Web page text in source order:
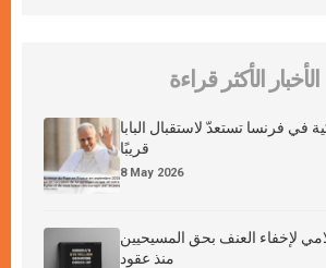
الأخبار الأكثر قراءة
في فرنسا تستعدّ لاستقبال البابا
قريبًا
8 May 2026
لإخفاء العنف بحق المسيحيين
منذ عقود